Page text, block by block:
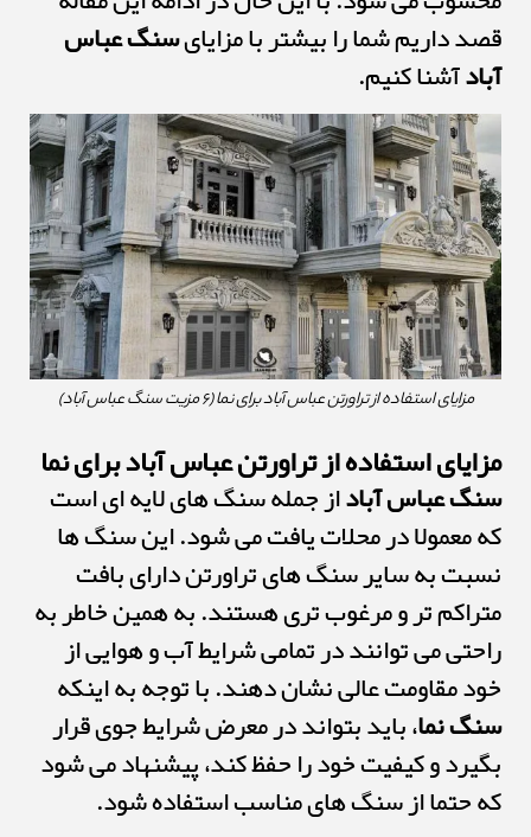
قصد داریم شما را بیشتر با مزایایسنگ عباس
آبادآشنا کنیم.
مزایای استفاده از تراورتن عباس آباد برای نما (۶ مزیت سنگ عباس آباد)
مزایای استفاده از تراورتن عباس آباد برای نما
سنگ عباس آباداز جمله سنگ های لایه ای است
که معمولا در محلات یافت می شود. این سنگ ها
نسبت به سایر سنگ های تراورتن دارای بافت
متراکم تر و مرغوب تری هستند. به همین خاطر به
راحتی می توانند در تمامی شرایط آب و هوایی از
خود مقاومت عالی نشان دهند. با توجه به اینکه
سنگ نما، باید بتواند در معرض شرایط جوی قرار
بگیرد و کیفیت خود را حفظ کند، پیشنهاد می شود
که حتما از سنگ های مناسب استفاده شود.